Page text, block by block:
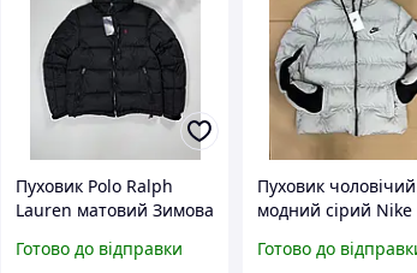
Пуховик Polo Ralph
Lauren матовий Зимова
Модний пуховик
Готово до відправки
Пуховик чоловічий
модний сірий Nike
хлопця тепла Найк
Готово до